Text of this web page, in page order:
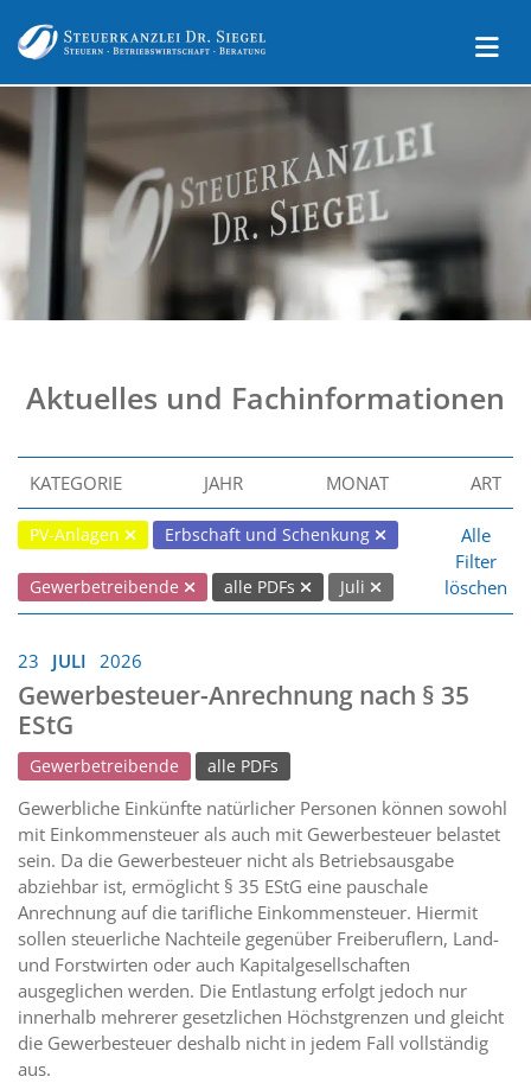
Aktuelles und Fachinformationen
KATEGORIE JAHR MONAT ART
PV-Anlagen Erbschaft und Schenkung
Gewerbetreibende alle PDFs Juli
Alle
Filter
löschen
23 JULI 2026
Gewerbesteuer-Anrechnung nach § 35
EStG
Gewerbetreibende alle PDFs
Gewerbliche Einkünfte natürlicher Personen können sowohl
mit Einkommensteuer als auch mit Gewerbesteuer belastet
sein. Da die Gewerbesteuer nicht als Betriebsausgabe
abziehbar ist, ermöglicht § 35 EStG eine pauschale
Anrechnung auf die tarifliche Einkommensteuer. Hiermit
sollen steuerliche Nachteile gegenüber Freiberuflern, Land-
und Forstwirten oder auch Kapitalgesellschaften
ausgeglichen werden. Die Entlastung erfolgt jedoch nur
innerhalb mehrerer gesetzlichen Höchstgrenzen und gleicht
die Gewerbesteuer deshalb nicht in jedem Fall vollständig
aus.